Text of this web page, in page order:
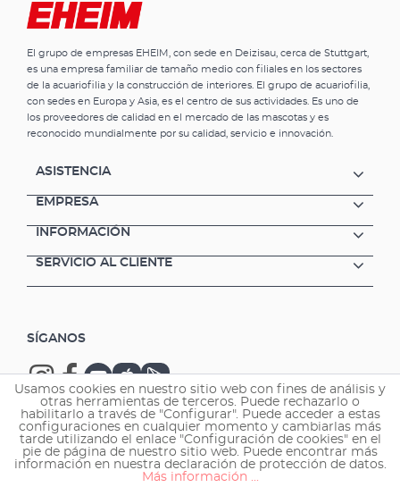
El grupo de empresas EHEIM, con sede en Deizisau, cerca de Stuttgart,
es una empresa familiar de tamaño medio con filiales en los sectores
de la acuariofilia y la construcción de interiores. El grupo de acuariofilia,
con sedes en Europa y Asia, es el centro de sus actividades. Es uno de
los proveedores de calidad en el mercado de las mascotas y es
reconocido mundialmente por su calidad, servicio e innovación.
ASISTENCIA
EMPRESA
INFORMACIÓN
SERVICIO AL CLIENTE
SÍGANOS
Copyright © 2026 EHEIM GmbH & Co. KG.
Usamos cookies en nuestro sitio web con fines de análisis y
otras herramientas de terceros. Puede rechazarlo o
habilitarlo a través de "Configurar". Puede acceder a estas
configuraciones en cualquier momento y cambiarlas más
tarde utilizando el enlace "Configuración de cookies" en el
pie de página de nuestro sitio web. Puede encontrar más
información en nuestra declaración de protección de datos.
Más información ...